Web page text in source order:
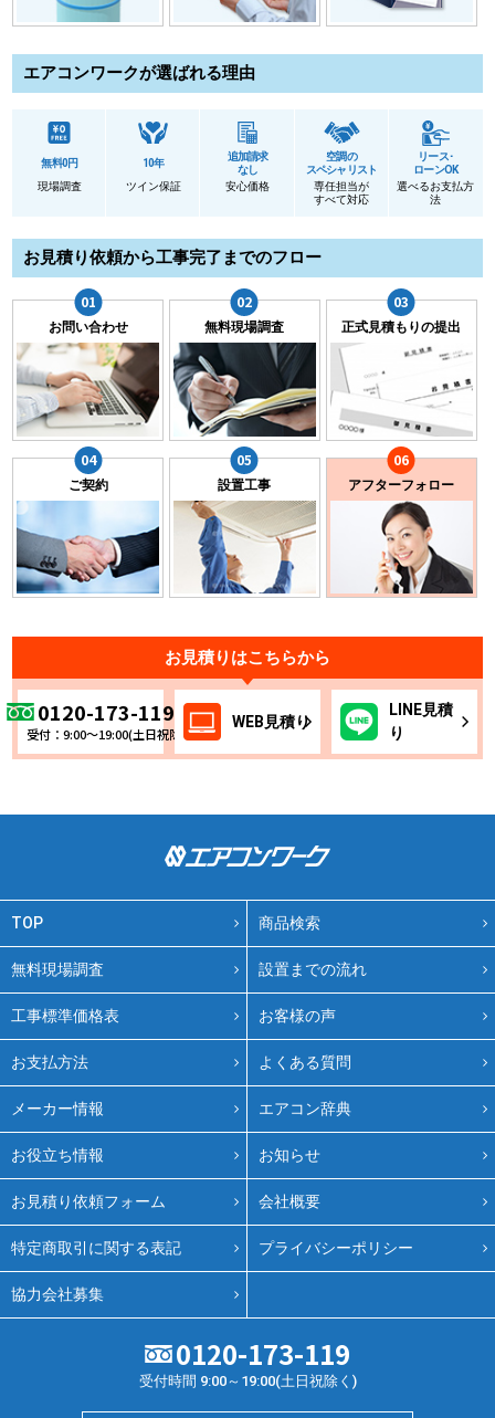
エアコンワークが選ばれる理由
無料0円
現場調査
10年
ツイン保証
追加請求
なし
安心価格
空調の
スペシャリスト
専任担当が
すべて対応
リース･
ローンOK
選べるお支払方
法
お見積り依頼から工事完了までのフロー
お問い合わせ 無料現場調査 正式見積もりの提出
ご契約 設置工事 アフターフォロー
お見積りはこちらから
0120-173-119
受付：9:00～19:00(土日祝除く)
WEB 見積り
LINE見積
り
TOP 商品検索
無料現場調査 設置までの流れ
工事標準価格表 お客様の声
お支払方法 よくある質問
メーカー情報 エアコン辞典
お役立ち情報 お知らせ
お見積り依頼フォーム 会社概要
特定商取引に関する表記 プライバシーポリシー
協力会社募集
0120-173-119
受付時間 9:00～19:00(土日祝除く)